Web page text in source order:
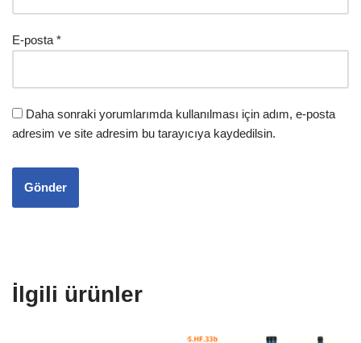
E-posta *
Daha sonraki yorumlarımda kullanılması için adım, e-posta
adresim ve site adresim bu tarayıcıya kaydedilsin.
İlgili ürünler